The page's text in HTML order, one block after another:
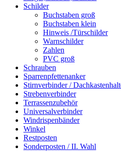
Schilder
Buchstaben groß
Buchstaben klein
Hinweis /Türschilder
Warnschilder
Zahlen
PVC groß
Schrauben
Sparrenpfettenanker
Stirnverbinder /
Strebenverbinder
Terrassenzubehör
Universalverbinder
Windrispenbänder
Winkel
Restposten
Sonderposten / II. Wahl